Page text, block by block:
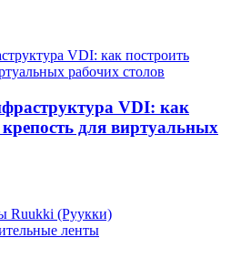
VDI: как
для виртуальных
Ruukki (Руукки)
ленты